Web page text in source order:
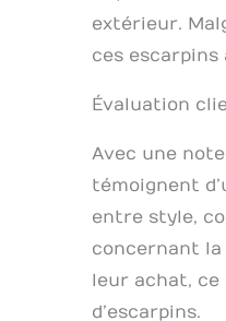
extérieur.
ces
Évaluation
Avec une
témoignent
entre style,
concernant la
leur achat,
d’escarpins.